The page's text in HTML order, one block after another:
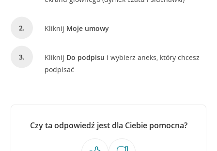
Kliknij Moje umowy
Kliknij Do podpisu i wybierz aneks, który chcesz
podpisać
Czy ta odpowiedź jest dla Ciebie pomocna?